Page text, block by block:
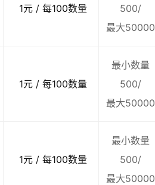
1元 / 每100数量
500/
最大50000
1元 / 每100数量
最小数量
500/
最大50000
1元 / 每100数量
最小数量
500/
最大50000